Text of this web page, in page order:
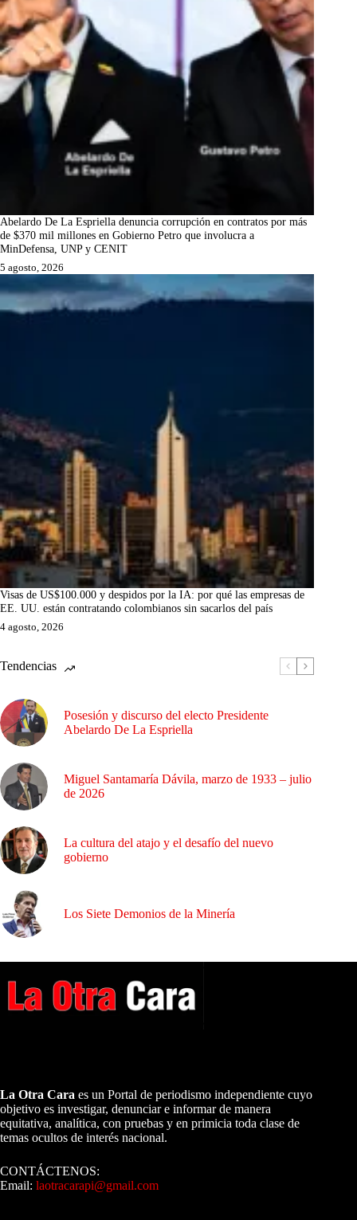
Abelardo De La Espriella denuncia corrupción en contratos por más
de $370 mil millones en Gobierno Petro que involucra a
MinDefensa, UNP y CENIT
5 agosto, 2026
Visas de US$100.000 y despidos por la IA: por qué las empresas de
EE. UU. están contratando colombianos sin sacarlos del país
4 agosto, 2026
Tendencias
Posesión y discurso del electo Presidente
Abelardo De La Espriella
Miguel Santamaría Dávila, marzo de 1933 – julio
de 2026
La cultura del atajo y el desafío del nuevo
gobierno
Los Siete Demonios de la Minería
La Otra Cara es un Portal de periodismo independiente cuyo
objetivo es investigar, denunciar e informar de manera
equitativa, analítica, con pruebas y en primicia toda clase de
temas ocultos de interés nacional.
CONTÁCTENOS:
Email: laotracarapi@gmail.com